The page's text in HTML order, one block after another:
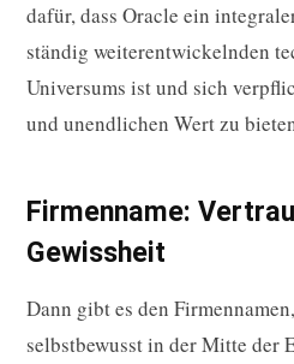
dafür, dass Oracle ein
ständig weiterentwickelnden
Universums ist und sich
und unendlichen Wert zu
Firmenname:
Gewissheit
Dann gibt es den
selbstbewusst in der Mitte der